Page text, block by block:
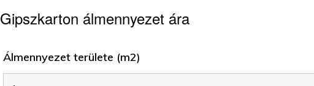
Gipszkarton álmennyezet ára
Álmennyezet területe (m2)